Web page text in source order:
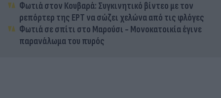
Φωτιά στον Κουβαρά: Συγκινητικό βίντεο με τον
ρεπόρτερ της ΕΡΤ να σώζει χελώνα από τις φλόγες
Φωτιά σε σπίτι στο Μαρούσι - Μονοκατοικία έγινε
παρανάλωμα του πυρός